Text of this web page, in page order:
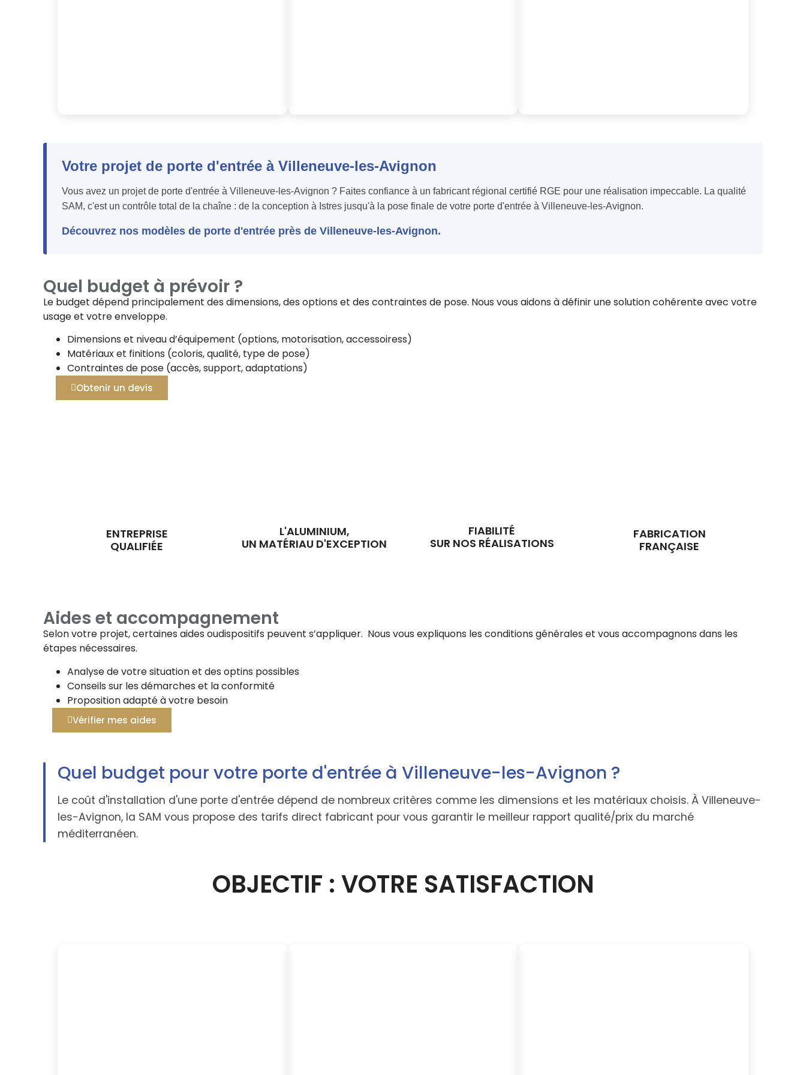
Votre projet de porte d'entrée à Villeneuve-les-Avignon
Vous avez un projet de porte d'entrée à Villeneuve-les-Avignon ? Faites confiance à un fabricant régional certifié RGE pour une réalisation impeccable. La qualité
SAM, c'est un contrôle total de la chaîne : de la conception à Istres jusqu'à la pose finale de votre porte d'entrée à Villeneuve-les-Avignon.
Découvrez nos modèles de porte d'entrée près de Villeneuve-les-Avignon.
Quel budget à prévoir ?
Le budget dépend principalement des dimensions, des options et des contraintes de pose. Nous vous aidons à définir une solution cohérente avec votre
usage et votre enveloppe.
Dimensions et niveau d’équipement (options, motorisation, accessoiress)
Matériaux et finitions (coloris, qualité, type de pose)
Contraintes de pose (accès, support, adaptations)
Obtenir un devis
ENTREPRISE
QUALIFIÉE
L'ALUMINIUM,
UN MATÉRIAU D'EXCEPTION
FIABILITÉ
SUR NOS RÉALISATIONS
FABRICATION
FRANÇAISE
Aides et accompagnement
Selon votre projet, certaines aides oudispositifs peuvent s’appliquer. Nous vous expliquons les conditions générales et vous accompagnons dans les
étapes nécessaires.
Analyse de votre situation et des optins possibles
Conseils sur les démarches et la conformité
Proposition adapté à votre besoin
Vérifier mes aides
Quel budget pour votre porte d'entrée à Villeneuve-les-Avignon ?
Le coût d'installation d'une porte d'entrée dépend de nombreux critères comme les dimensions et les matériaux choisis. À Villeneuve-
les-Avignon, la SAM vous propose des tarifs direct fabricant pour vous garantir le meilleur rapport qualité/prix du marché
méditerranéen.
OBJECTIF : VOTRE SATISFACTION